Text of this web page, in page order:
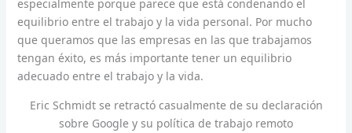
especialmente porque parece que está condenando el
equilibrio entre el trabajo y la vida personal. Por mucho
que queramos que las empresas en las que trabajamos
tengan éxito, es más importante tener un equilibrio
adecuado entre el trabajo y la vida.
Eric Schmidt se retractó casualmente de su declaración
sobre Google y su política de trabajo remoto